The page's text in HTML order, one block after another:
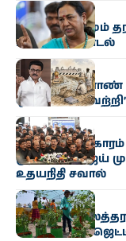
அரசியல்
“எந்த மாற்றமும்
பிரேமலதா சாடல்
அரசியல்
“தமிழக வேளாண்
ஒட்டப்பட்ட
அரசியல்
“காவிரி
முதல்வர் விஜய்
உதயநிதி சவால்
அரசியல்
‘வெற்றி
வேளாண்